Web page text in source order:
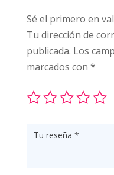
Sé el primero en
Tu dirección de
publicada. Los
marcados con *